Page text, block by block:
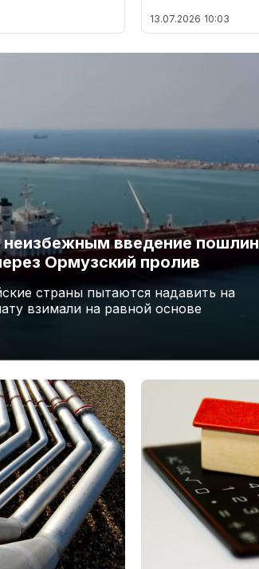
13.07.2026 10:03
неизбежным введение пошлин
Ормузский пролив
страны пытаются надавить на
взимали на равной основе